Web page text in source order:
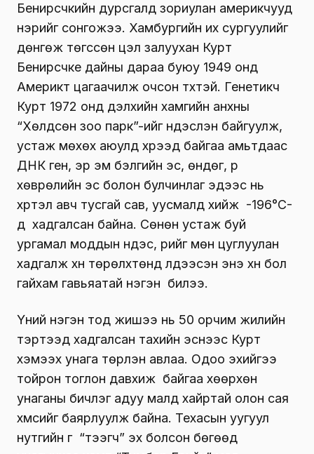
Бенирсчкийн дурсгалд зориулан америкчууд
нэрийг сонгожээ. Хамбургийн их сургуулийг
дөнгөж төгссөн цэл залуухан Курт
Бенирсчке дайны дараа буюу 1949 онд
Америкт цагаачилж очсон түүхтэй. Генетикч
Курт 1972 онд дэлхийн хамгийн анхны
“Хөлдсөн зоо парк”-ийг үндэслэн байгуулж,
устаж мөхөх аюулд хүрээд байгаа амьтдаас
ДНК ген, эр эм бэлгийн эс, өндөг, үр
хөврөлийн эс болон булчинлаг эдээс нь
хүртэл авч тусгай сав, уусмалд хийж -196°C-
д хадгалсан байна. Сөнөн устаж буй
ургамал моддын үндэс, үрийг мөн цуглуулан
хадгалж хүн төрөлхтөнд үлдээсэн энэ хүн бол
гайхам гавьяатай нэгэн билээ.
Үүний нэгэн тод жишээ нь 50 орчим жилийн
тэртээд хадгалсан тахийн эснээс Курт
хэмээх унага төрүүлэн авлаа. Одоо эхийгээ
тойрон тоглон давхиж байгаа хөөрхөн
унаганы бичлэг адуу малд хайртай олон сая
хүмүүсийг баярлуулж байна. Техасын уугуул
нутгийн гүү “тээгч” эх болсон бөгөөд